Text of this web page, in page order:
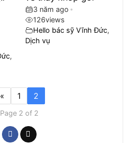
,
3 năm ago •
126views
Hello bác sỹ Vĩnh Đức,
Dịch vụ
« 1 2
Page 2 of 2